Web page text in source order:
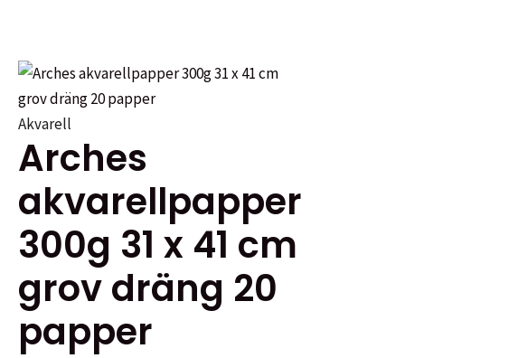
Akvarell
Arches
akvarellpapper
300g 31 x 41 cm
grov dräng 20
papper